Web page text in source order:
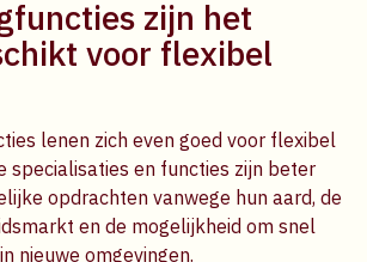
zijn het
voor flexibel
lenen zich even goed voor flexibel
specialisaties en functies zijn beter
opdrachten vanwege hun aard, de
en de mogelijkheid om snel
nieuwe omgevingen.